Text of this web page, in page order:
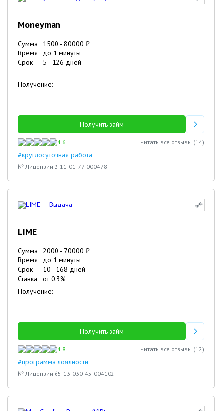
Moneyman
Сумма 1500 - 80000 ₽
Время
до 1 минуты
Срок
5 - 126 дней
Получение:
Получить займ
4.6 Читать все отзывы (14)
#круглосуточная работа
№ Лицензии 2-11-01-77-000478
LIME
Сумма 2000 - 70000 ₽
Время
до 1 минуты
Срок
10 - 168 дней
Ставка
от0.3%
Получение:
Получить займ
4.8 Читать все отзывы (12)
#программа лоялности
№ Лицензии 65-13-030-45-004102